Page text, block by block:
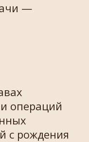
—
операций
с рождения